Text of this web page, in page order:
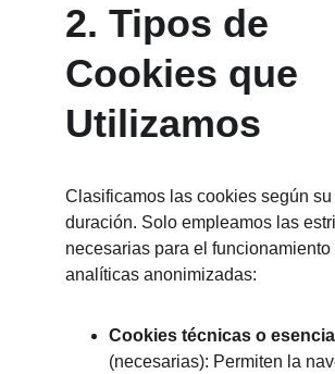
2. Tipos de
Cookies que
Utilizamos
Clasificamos las cookies según
duración. Solo empleamos las
necesarias para el funcionamiento
analíticas anonimizadas:
Cookies técnicas o
(necesarias): Permiten la